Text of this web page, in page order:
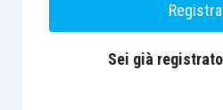
Sei già